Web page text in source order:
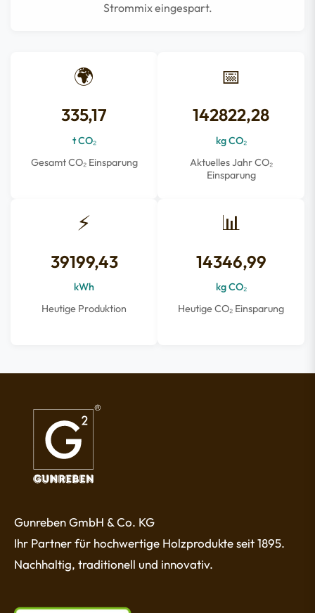
Strommix eingespart.
🌍
335,17
t CO₂
Gesamt CO₂ Einsparung
📅
142822,28
kg CO₂
Aktuelles Jahr CO₂
Einsparung
⚡
39199,43
kWh
Heutige Produktion
📊
14346,99
kg CO₂
Heutige CO₂ Einsparung
Gunreben GmbH & Co. KG
Ihr Partner für hochwertige Holzprodukte seit 1895.
Nachhaltig, traditionell und innovativ.